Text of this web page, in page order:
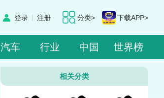
分类> 下载APP>
登录 | 注册
汽车 行业 中国 世界榜
相关分类